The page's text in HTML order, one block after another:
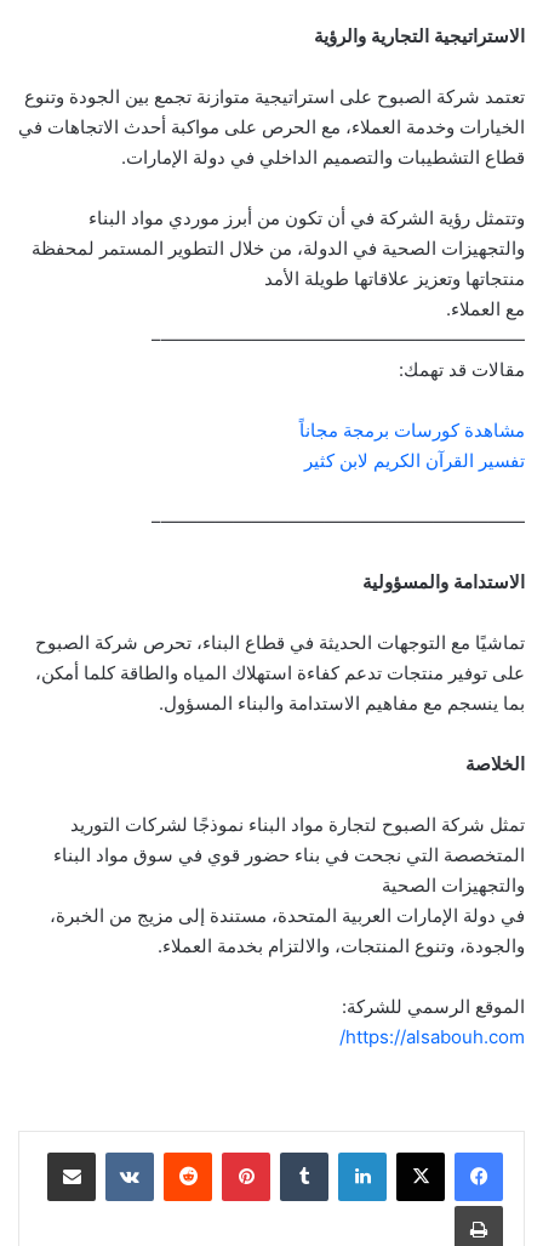
الاستراتيجية التجارية والرؤية
تعتمد شركة الصبوح على استراتيجية متوازنة تجمع بين الجودة وتنوع
الخيارات وخدمة العملاء، مع الحرص على مواكبة أحدث الاتجاهات في
قطاع التشطيبات والتصميم الداخلي في دولة الإمارات.
وتتمثل رؤية الشركة في أن تكون من أبرز موردي مواد البناء
والتجهيزات الصحية في الدولة، من خلال التطوير المستمر لمحفظة
منتجاتها وتعزيز علاقاتها طويلة الأمد
مع العملاء.
————————————————————–
مقالات قد تهمك:
مشاهدة كورسات برمجة مجاناً
تفسير القرآن الكريم لابن كثير
————————————————————–
الاستدامة والمسؤولية
تماشيًا مع التوجهات الحديثة في قطاع البناء، تحرص شركة الصبوح
على توفير منتجات تدعم كفاءة استهلاك المياه والطاقة كلما أمكن،
بما ينسجم مع مفاهيم الاستدامة والبناء المسؤول.
الخلاصة
تمثل شركة الصبوح لتجارة مواد البناء نموذجًا لشركات التوريد
المتخصصة التي نجحت في بناء حضور قوي في سوق مواد البناء
والتجهيزات الصحية
في دولة الإمارات العربية المتحدة، مستندة إلى مزيج من الخبرة،
والجودة، وتنوع المنتجات، والالتزام بخدمة العملاء.
الموقع الرسمي للشركة:
https://alsabouh.com/
لينكدإن بينتيريست مشاركة عبر البريد
طباعة